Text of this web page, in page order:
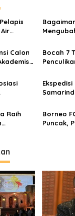
Calon
Bocah 7
Isu
Lebih
Raih
Borneo
Puncak,